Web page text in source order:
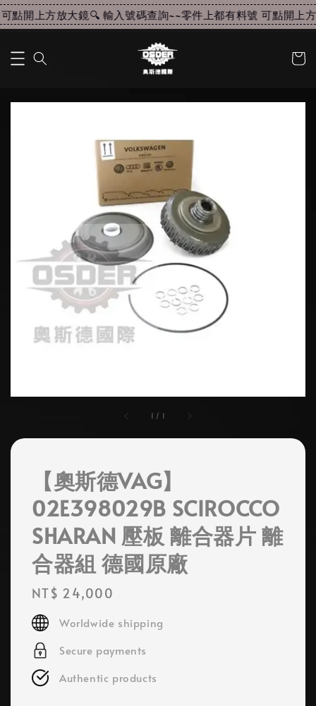
點開上方放大鏡🔍 輸入號碼查詢~~零件上都有料號 可點開上
1 / 1
【奧斯德VAG】
02E398029B SCIROCCO
SHARAN 壓板 離合器片 離
合器組 德國原廠
Regular
price
NT$ 24,000
Worldwide shipping
Secure payments
Authentic products